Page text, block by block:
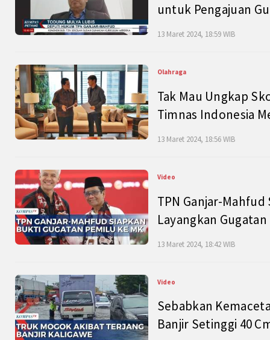
untuk Pengajuan
13 Maret 2024, 18:59 WIB
Olahraga
Tak Mau Ungkap
Timnas Indonesia
13 Maret 2024, 18:56 WIB
Video
TPN Ganjar-
Layangkan
13 Maret 2024, 18:42 WIB
Video
Sebabkan
Banjir Setinggi 40